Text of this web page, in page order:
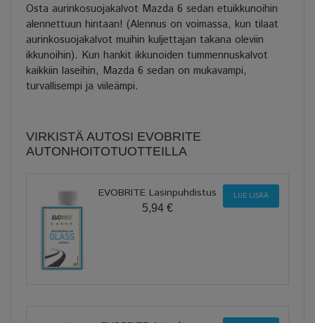
Osta aurinkosuojakalvot Mazda 6 sedan etuikkunoihin
alennettuun hintaan! (Alennus on voimassa, kun tilaat
aurinkosuojakalvot muihin kuljettajan takana oleviin
ikkunoihin). Kun hankit ikkunoiden tummennuskalvot
kaikkiin laseihin, Mazda 6 sedan on mukavampi,
turvallisempi ja viileämpi.
VIRKISTÄ AUTOSI EVOBRITE
AUTONHOITOTUOTTEILLA
EVOBRITE Lasinpuhdistus
5,94 €
LUE LISÄÄ